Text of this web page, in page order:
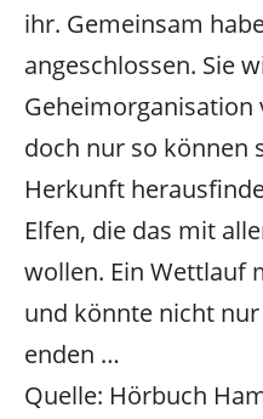
ihr. Gemeinsam
angeschlossen. Sie
doch nur so können
Herkunft
Elfen, die das mit
wollen. Ein Wettlauf
und könnte nicht
enden …
Quelle: Hörbuch